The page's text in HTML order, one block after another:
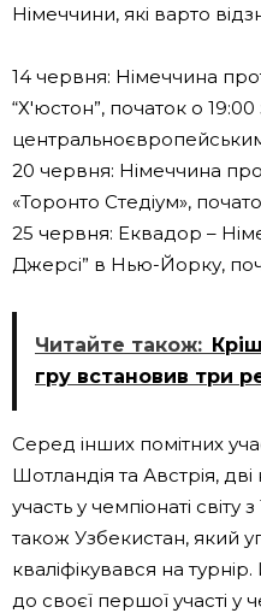
Німеччини, які варто
14 червня: Німеччина
“Х'юстон”, початок о 19:00
20 червня: Німеччина
«Торонто Стедіум»,
25 червня: Еквадор –
Джерсі” в Нью-Йорку,
Читайте також:
гру встановив три
Серед інших помітних
Шотландія та Австрія,
участь у чемпіонаті світу
також Узбекистан, який
кваліфікувався на
до своєї першої участі у